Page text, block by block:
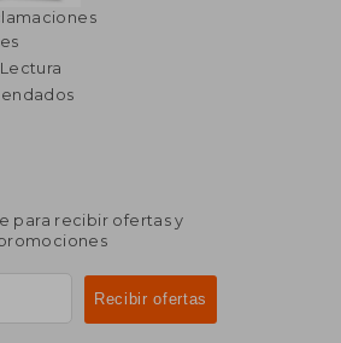
2,503.31
para recibir ofertas y